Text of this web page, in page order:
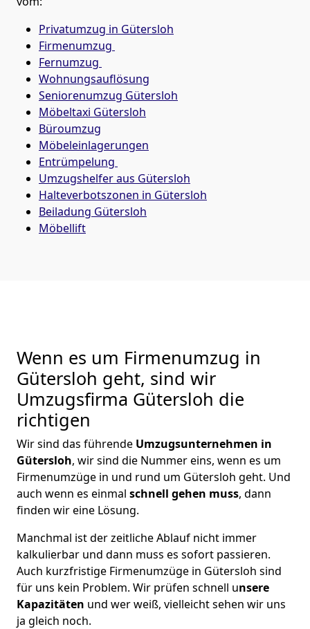
Privatumzug in Gütersloh
Firmenumzug
Fernumzug
Wohnungsauflösung
Seniorenumzug Gütersloh
Möbeltaxi Gütersloh
Büroumzug
Möbeleinlagerungen
Entrümpelung
Umzugshelfer aus Gütersloh
Halteverbotszonen in Gütersloh
Beiladung Gütersloh
Möbellift
Wenn es um Firmenumzug in
Gütersloh geht, sind wir
Umzugsfirma Gütersloh die
richtigen
Wir sind das führende Umzugsunternehmen in
Gütersloh, wir sind die Nummer eins, wenn es um
Firmenumzüge in und rund um Gütersloh geht. Und
auch wenn es einmal schnell gehen muss, dann
finden wir eine Lösung.
Manchmal ist der zeitliche Ablauf nicht immer
kalkulierbar und dann muss es sofort passieren.
Auch kurzfristige Firmenumzüge in Gütersloh sind
für uns kein Problem. Wir prüfen schnell unsere
Kapazitäten und wer weiß, vielleicht sehen wir uns
ja gleich noch.